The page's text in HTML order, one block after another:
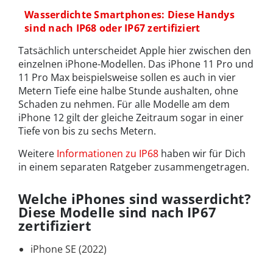
Wasserdichte Smartphones: Diese Handys
sind nach IP68 oder IP67 zertifiziert
Tatsächlich unterscheidet Apple hier zwischen den
einzelnen iPhone-Modellen. Das iPhone 11 Pro und
11 Pro Max beispielsweise sollen es auch in vier
Metern Tiefe eine halbe Stunde aushalten, ohne
Schaden zu nehmen. Für alle Modelle am dem
iPhone 12 gilt der gleiche Zeitraum sogar in einer
Tiefe von bis zu sechs Metern.
Weitere Informationen zu IP68 haben wir für Dich
in einem separaten Ratgeber zusammengetragen.
Welche iPhones sind wasserdicht?
Diese Modelle sind nach IP67
zertifiziert
iPhone SE (2022)